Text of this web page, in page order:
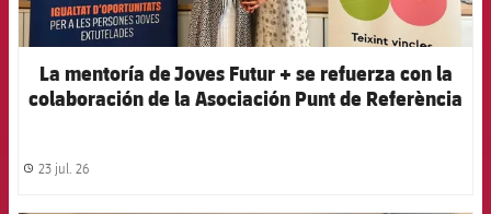
La mentoría de Joves Futur + se refuerza con la
colaboración de la Asociación Punt de Referència
label.share.clock
23 jul. 26